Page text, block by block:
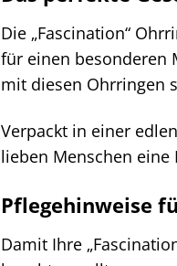
Die „Fascination“
für einen besonderen
mit diesen Ohrringen
Verpackt in einer
lieben Menschen eine
Pflegehinweise
Damit Ihre